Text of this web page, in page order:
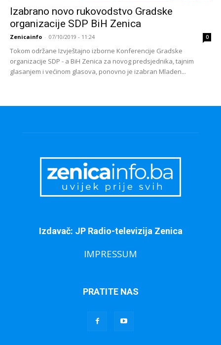
Izabrano novo rukovodstvo Gradske
organizacije SDP BiH Zenica
Zenicainfo - 07/10/2019 - 11:24 0
Tokom održane Izvještajno izborne Konferencije Gradske
organizacije SDP - a BiH Zenica za novog predsjednika, tajnim
glasanjem i većinom glasova, ponovno je izabran Mladen...
Izdavač: JP Radio-televizija Zenica
IMPRESSUM
PRATITE NAS